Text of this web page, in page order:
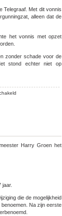
Telegraaf. Met dit vonnis
alleen dat de
het vonnis met opzet
zonder schade voor de
stond echter niet op
Harry Groen het
jaar.
die de mogelijkheid
Na zijn eerste